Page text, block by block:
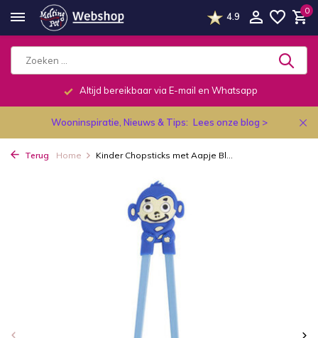
4.9
0
Altijd bereikbaar via E-mail en Whatsapp
Wooninspiratie, Nieuws & Tips: Lees onze blog >
Terug Home Kinder Chopsticks met Aapje Bl...